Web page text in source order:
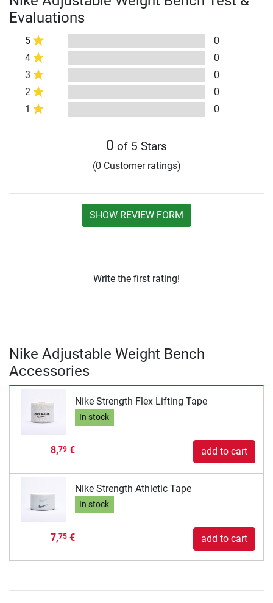
Evaluations
5
0
4
0
3
0
2
0
1
0
0 of 5 Stars
(0 Customer ratings)
SHOW REVIEW FORM
Write the first rating!
Nike Adjustable Weight Bench
Accessories
Nike Strength Flex Lifting Tape
In stock
8,79€ add to cart
Nike Strength Athletic Tape
In stock
7,75€ add to cart